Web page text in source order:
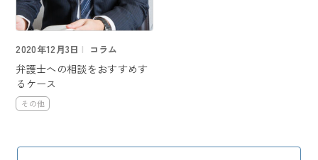
2020年12月3日 コラム
弁護士への相談をおすすめす
るケース
その他